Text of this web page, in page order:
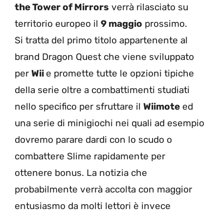
the Tower ofMirrors verrà rilasciato su
territorio europeo il 9 maggio prossimo.
Si tratta del primo titolo appartenente al
brand Dragon Quest che viene sviluppato
per Wii e promette tutte le opzioni tipiche
della serie oltre a combattimenti studiati
nello specifico per sfruttare il Wiimote ed
una serie di minigiochi nei quali ad esempio
dovremo parare dardi con lo scudo o
combattere Slime rapidamente per
ottenere bonus. La notizia che
probabilmente verrà accolta con maggior
entusiasmo da molti lettori è invece